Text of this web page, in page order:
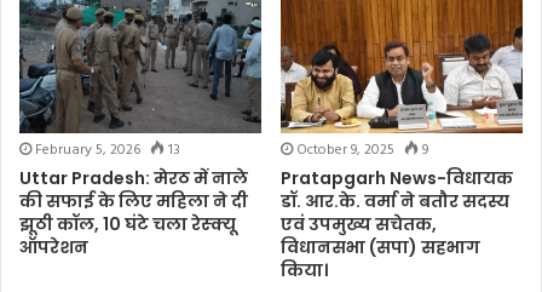
February 5, 2026
13
Uttar Pradesh: मेरठ में नाले
की सफाई के लिए महिला ने दी
झूठी कॉल, 10 घंटे चला रेस्क्यू
ऑपरेशन
October 9, 2025
9
Pratapgarh News-विधायक
डॉ. आर.के. वर्मा ने बतौर सदस्य
एवं उपमुख्य सचेतक,
विधानसभा (सपा) सहभाग
किया।